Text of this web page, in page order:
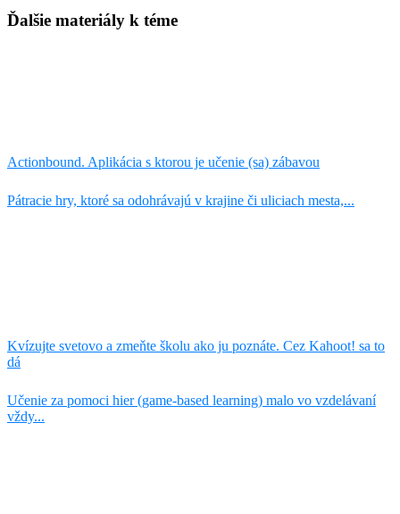
Ďalšie materiály k téme
Actionbound. Aplikácia s ktorou je učenie (sa) zábavou
Pátracie hry, ktoré sa odohrávajú v krajine či uliciach mesta,...
Kvízujte svetovo a zmeňte školu ako ju poznáte. Cez Kahoot! sa to
dá
Učenie za pomoci hier (game-based learning) malo vo vzdelávaní
vždy...